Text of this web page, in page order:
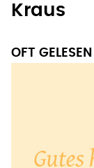
Kraus
OFT GELESEN